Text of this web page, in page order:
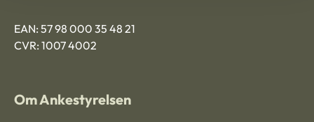
EAN: 57 98 000 35 48 21
CVR: 1007 4002
Om Ankestyrelsen